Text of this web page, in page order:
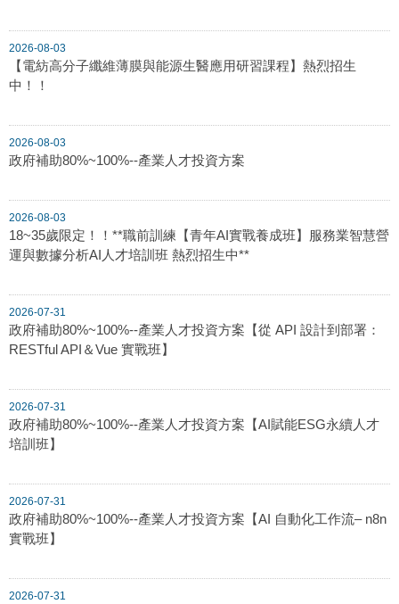
2026-08-03
【電紡高分子纖維薄膜與能源生醫應用研習課程】熱烈招生
中！！
2026-08-03
政府補助80%~100%--產業人才投資方案
2026-08-03
18~35歲限定！！**職前訓練【青年AI實戰養成班】服務業智慧營
運與數據分析AI人才培訓班 熱烈招生中**
2026-07-31
政府補助80%~100%--產業人才投資方案【從 API 設計到部署：
RESTful API＆Vue 實戰班】
2026-07-31
政府補助80%~100%--產業人才投資方案【AI賦能ESG永續人才
培訓班】
2026-07-31
政府補助80%~100%--產業人才投資方案【AI 自動化工作流– n8n
實戰班】
2026-07-31